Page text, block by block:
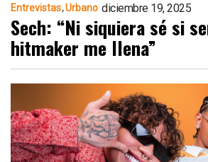
Entrevistas Urbano diciembre 19, 2025
Sech: “Ni siquiera sé si
hitmaker me llena”